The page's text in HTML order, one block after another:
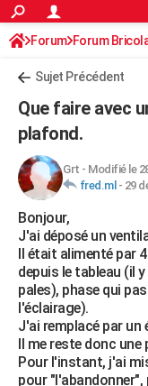
ACTUALITÉS
Politique
Société
Faits Divers
Education
Monde
Villes
+
Programme TV
Streaming
Cinéma
Sorties cinéma
Musique
FINANCE
Retraite
Impôts
Epargne
Immobilier
Risques naturels par
Banque
Assurance
Crédit
AUTO
Essais
Réserver un essai
Citadines
Berlines
SUV
Forum auto
HIGH-TECH
Mobiles
Meilleur smartphone
Internet
Ordinateurs
Jeux vidéo
Guide high-tech
+BRICOLAGE
Forum
Aménagement intérieur
Extérieur
Cuisine
Salle de bains
Jardinage
Rangement
WEEK-END
Guides de France
Escapades
Patrimoine
Expositions
Musées
Week-end nature
+LIFESTYLE
Art de vivre
Bien-être
Loisirs
Mode
Modes de vie
SANTE
Forum Forum
Sujet Précédent
Que faire avec
plafond.
Grt - Modifié le
fred.ml - 29
Bonjour,
J'ai déposé un
Il était alimenté par
depuis le tableau (il
pales), phase qui
l'éclairage).
J'ai remplacé par un
Il me reste donc une
Pour l'instant, j'ai
pour "l'abandonner",